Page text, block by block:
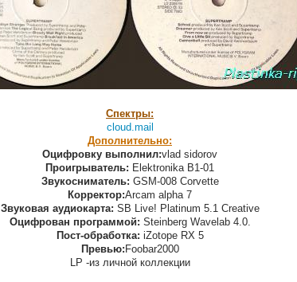
Спектры:
cloud.mail
Дополнительно:
Оцифровку выполнил:vlad sidorov
Проигрыватель: Elektronika B1-01
Звукосниматель: GSM-008 Corvette
Корректор:Arcam alpha 7
Звуковая аудиокарта: SB Live! Platinum 5.1 Creative
Оцифрован программой: Steinberg Wavelab 4.0.
Пост-обработка: iZotope RX 5
Превью: Foobar2000
LP -из личной коллекции